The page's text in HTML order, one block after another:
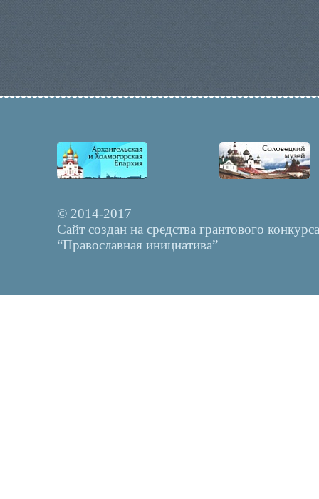
© 2014-2017
Сайт создан на средства грантового конкурса
“Православная инициатива”